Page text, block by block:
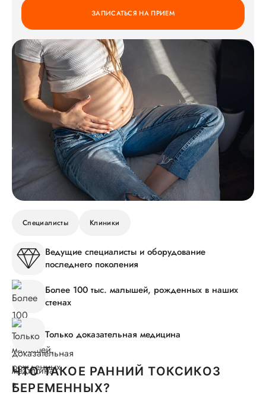
ЗАПИСАТЬСЯ НА ПРИЕМ
Специалисты Клиники
Ведущие специалисты и оборудование
последнего поколения
Более 100 тыс. малышей, рожденных в наших
стенах
Только доказательная медицина
ЧТО ТАКОЕ РАННИЙ ТОКСИКОЗ
БЕРЕМЕННЫХ?